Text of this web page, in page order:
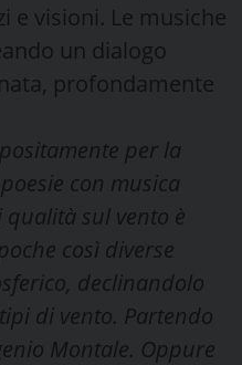
e visioni. Le musiche
un dialogo
profondamente
per la
con musica
sul vento è
così diverse
declinandolo
di vento. Partendo
Montale. Oppure